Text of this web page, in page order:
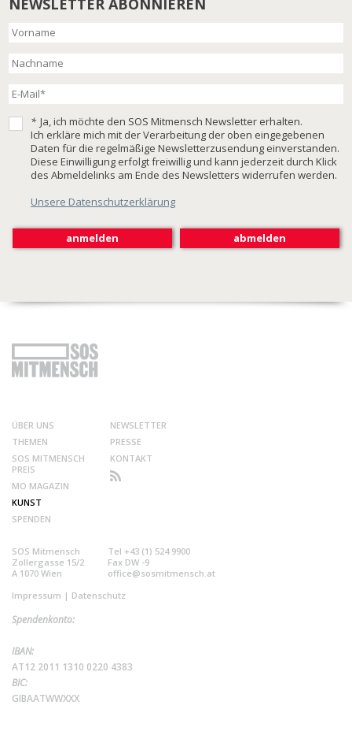
* Ja, ich möchte den SOS Mitmensch Newsletter erhalten.
Ich erkläre mich mit der Verarbeitung der oben eingegebenen
Daten für die regelmäßige Newsletterzusendung einverstanden.
Diese Einwilligung erfolgt freiwillig und kann jederzeit durch Klick
des Abmeldelinks am Ende des Newsletters widerrufen werden.
Unsere Datenschutzerklärung
ÜBER UNS
THEMEN
SOS MITMENSCH
PREIS
MO MAGAZIN
KUNST
SPENDEN
NEWSLETTER
PRESSE
KONTAKT
SOS Mitmensch
Zollergasse 15/2
A 1070 Wien
Tel +43 (1) 524 9900
Fax DW -9
office@sosmitmensch.at
Impressum | Datenschutz
Spendenkonto:
IBAN:
AT12 2011 1310 0220 4383
BIC:
GIBAATWWXXX